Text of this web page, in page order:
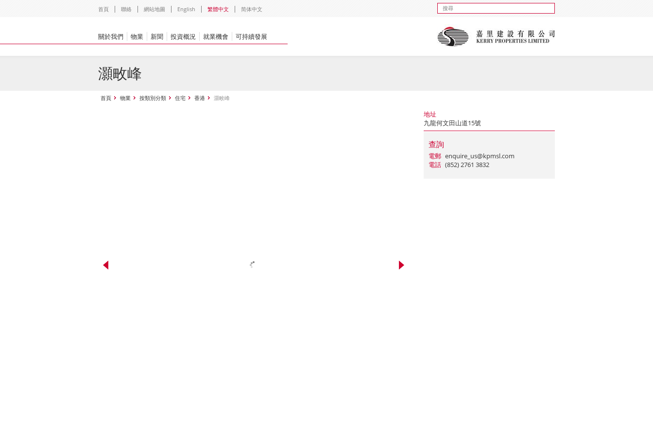
首頁 聯絡 網站地圖 English 繁體中文 简体中文
關於我們 物業 新聞 投資概況 就業機會 可持續發展
灝畋峰
首頁 物業 按類別分類 住宅 香港 灝畋峰
地址
九龍何文田山道15號
查詢
電郵 enquire_us@kpmsl.com
電話 (852) 2761 3832